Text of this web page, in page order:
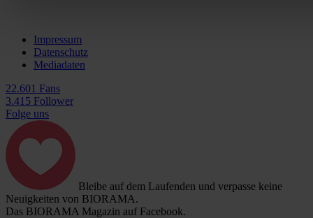
Impressum
Datenschutz
Mediadaten
22.601 Fans
3.415 Follower
Folge uns
Bleibe auf dem Laufenden und verpasse keine
Neuigkeiten von BIORAMA.
Das BIORAMA Magazin auf Facebook.